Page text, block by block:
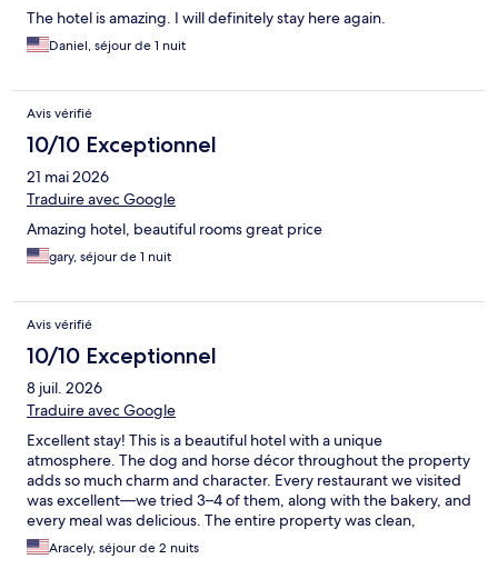
The hotel is amazing. I will definitely stay here again.
Daniel, séjour de 1 nuit
Avis vérifié
10/10 Exceptionnel
21 mai 2026
Traduire avec Google
Amazing hotel, beautiful rooms great price
gary, séjour de 1 nuit
Avis vérifié
10/10 Exceptionnel
8 juil. 2026
Traduire avec Google
Excellent stay! This is a beautiful hotel with a unique
atmosphere. The dog and horse décor throughout the property
adds so much charm and character. Every restaurant we visited
was excellent—we tried 3–4 of them, along with the bakery, and
every meal was delicious. The entire property was clean,
welcoming, and made for a wonderful experience. We would
definitely stay here again!
Aracely, séjour de 2 nuits